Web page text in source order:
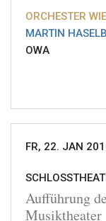
ORCHESTER
MARTIN
OWA
FR, 22. JAN
Aufführung
Musiktheater